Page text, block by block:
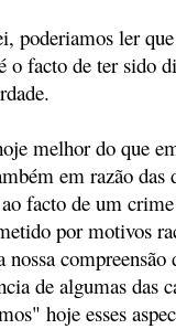
poderiamos ler
o facto de ter sido
melhor do que
em razão das
facto de um
por motivos
compreensão
de algumas das
hoje esses